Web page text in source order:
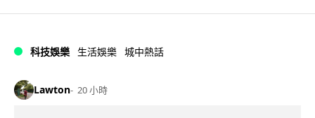
科技娛樂 生活娛樂 城中熱話
Lawton 20 小時